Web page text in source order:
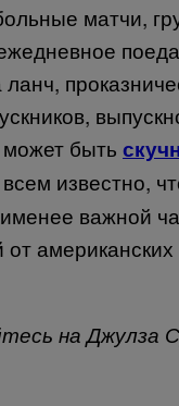
матчи,
ланч,
быть
известно,
важной
от
на Джулза